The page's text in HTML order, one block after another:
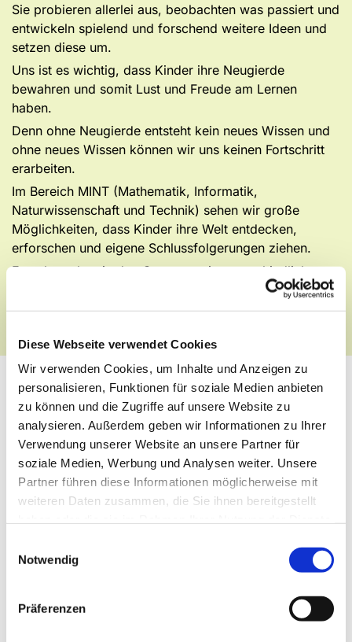
Diese Webseite verwendet Cookies
Wir verwenden Cookies, um Inhalte und Anzeigen zu
personalisieren, Funktionen für soziale Medien anbieten
zu können und die Zugriffe auf unsere Website zu
analysieren. Außerdem geben wir Informationen zu Ihrer
Verwendung unserer Website an unsere Partner für
soziale Medien, Werbung und Analysen weiter. Unsere
Partner führen diese Informationen möglicherweise mit
weiteren Daten zusammen, die Sie ihnen bereitgestellt
Notwendig
Präferenzen
Sie probieren allerlei aus, beobachten was passiert und
entwickeln spielend und forschend weitere Ideen und
setzen diese um.
Uns ist es wichtig, dass Kinder ihre Neugierde
bewahren und somit Lust und Freude am Lernen
haben.
Denn ohne Neugierde entsteht kein neues Wissen und
ohne neues Wissen können wir uns keinen Fortschritt
erarbeiten.
Im Bereich MINT (Mathematik, Informatik,
Naturwissenschaft und Technik) sehen wir große
Möglichkeiten, dass Kinder ihre Welt entdecken,
erforschen und eigene Schlussfolgerungen ziehen.
Forscherecken in den Gruppen mit unterschiedlichen
Materialien und Forscherwochen zu bestimmten
Themen sollen die Kinder anregen, Fragen und Ideen